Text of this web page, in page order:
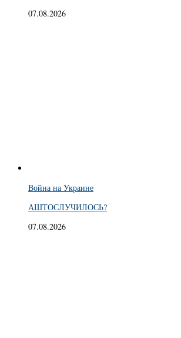
07.08.2026
Война на Украине
АШТОСЛУЧИЛОСЬ?
07.08.2026